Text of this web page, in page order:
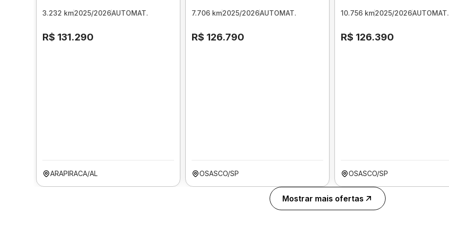
3.232 km2025/2026AUTOMAT.
R$ 131.290
ARAPIRACA/AL
7.706 km2025/2026AUTOMAT.
R$ 126.790
OSASCO/SP
10.756 km2025/2026AUTOMAT.
R$ 126.390
OSASCO/SP
Mostrar mais ofertas